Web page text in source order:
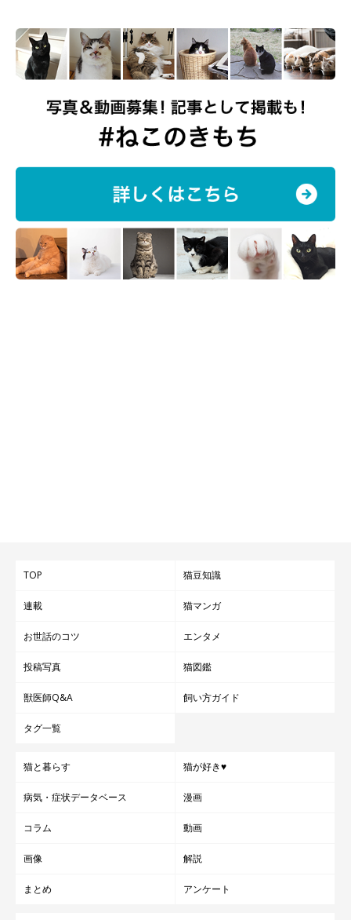
TOP 猫豆知識
連載 猫マンガ
お世話のコツ エンタメ
投稿写真 猫図鑑
獣医師Q&A 飼い方ガイド
タグ一覧
猫と暮らす 猫が好き♥
病気・症状データベース 漫画
コラム 動画
画像 解説
まとめ アンケート